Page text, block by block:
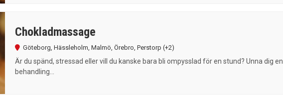
Chokladmassage
Göteborg Hässleholm Malmö Örebro Perstorp (+2)
Är du spänd, stressad eller vill du kanske bara bli ompysslad för en stund? Unna dig en
behandling...